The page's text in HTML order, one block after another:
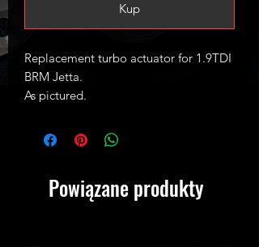
Kup
Replacement turbo actuator for 1.9TDI
BRM Jetta.
As pictured.
Powiązane produkty